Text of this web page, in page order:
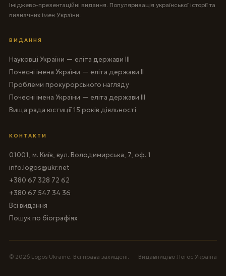
Іміджево-презентаційні видання. Популяризація української історії та
визначних імен України.
ВИДАННЯ
Науковці України — еліта держави III
Почесні імена України — еліта держави II
Проблеми прокурорського нагляду
Почесні імена України — еліта держави III
Вища рада юстиції 15 років діяльності
КОНТАКТИ
01001, м. Київ, вул. Володимирська, 7, оф. 1
info.logos@ukr.net
+380 67 328 72 62
+380 67 547 34 36
Всі видання
Пошук по біографіях
© 2026 Logos Ukraine. Всі права захищені. Видавництво Логос Україна